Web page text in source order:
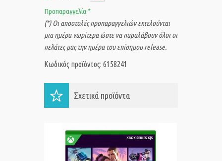
Προπαραγγελία *
(*) Οι αποστολές προπαραγγελιών εκτελούνται
μια ημέρα νωρίτερα ώστε να παραλάβουν όλοι οι
πελάτες μας την ημέρα του επίσημου release.
Κωδικός προϊόντος: 6158241
Σχετικά προϊόντα